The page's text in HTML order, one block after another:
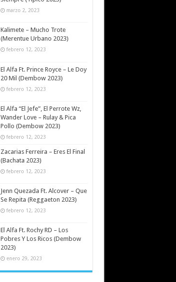
marzo 2, 2023
Kalimete – Mucho Trote
(Merentue Urbano 2023)
febrero 12, 2023
El Alfa Ft. Prince Royce – Le Doy
20 Mil (Dembow 2023)
febrero 12, 2023
El Alfa “El Jefe”, El Perrote Wz,
Wander Love – Rulay & Pica
Pollo (Dembow 2023)
febrero 12, 2023
Zacarias Ferreira – Eres El Final
(Bachata 2023)
febrero 12, 2023
Jenn Quezada Ft. Alcover – Que
Se Repita (Reggaeton 2023)
febrero 12, 2023
El Alfa Ft. Rochy RD – Los
Pobres Y Los Ricos (Dembow
2023)
enero 29, 2023